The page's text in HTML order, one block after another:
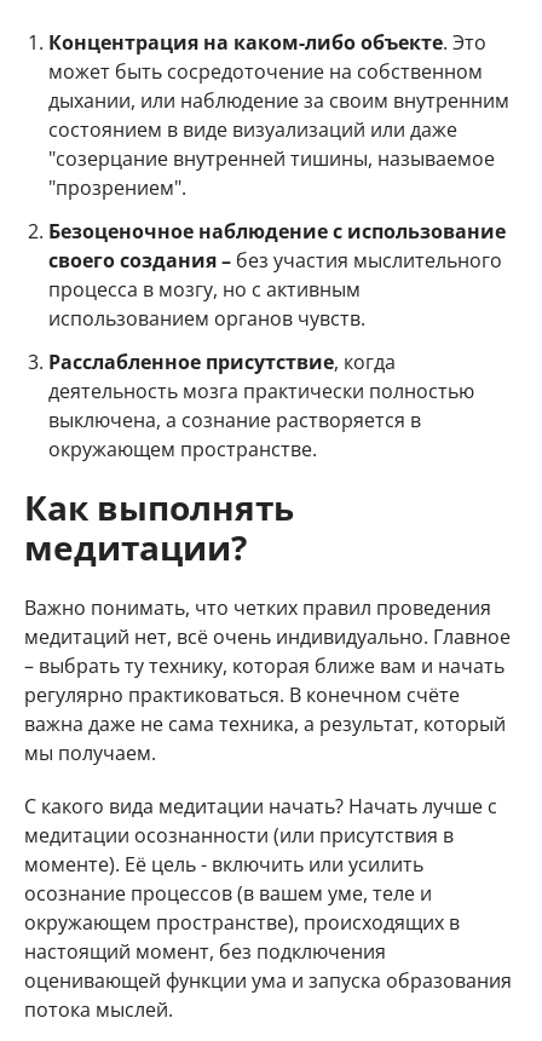
Концентрация на каком-либо объекте. Это
может быть сосредоточение на собственном
дыхании, или наблюдение за своим внутренним
состоянием в виде визуализаций или даже
"созерцание внутренней тишины, называемое
"прозрением".
Безоценочное наблюдение с использование
своего создания – без участия мыслительного
процесса в мозгу, но с активным
использованием органов чувств.
Расслабленное присутствие, когда
деятельность мозга практически полностью
выключена, а сознание растворяется в
окружающем пространстве.
Как выполнять
медитации?
Важно понимать, что четких правил проведения
медитаций нет, всё очень индивидуально. Главное
– выбрать ту технику, которая ближе вам и начать
регулярно практиковаться. В конечном счёте
важна даже не сама техника, а результат, который
мы получаем.
С какого вида медитации начать? Начать лучше с
медитации осознанности (или присутствия в
моменте). Её цель - включить или усилить
осознание процессов (в вашем уме, теле и
окружающем пространстве), происходящих в
настоящий момент, без подключения
оценивающей функции ума и запуска образования
потока мыслей.